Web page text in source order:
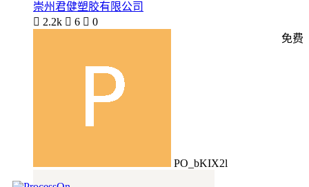
崇州君健塑胶有限公司
 2.2k  6  0
PO_bKIX2l
免费